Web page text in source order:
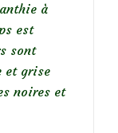
à
est
sont
et grise
noires et